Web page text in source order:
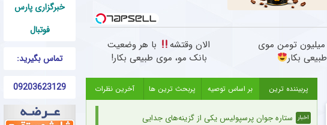
خبرگزاری پارس
فوتبال
تماس بگیرید:
09203623129
با 10 میلیون تومن موی
طبیعی بکار
الان وقتشه
با هر وضعیت
بانک مو، موی طبیعی بکار!
پربیننده ترین بر اساس توصیه پربحث ترین ها آخرین نظرات
اخبار ستاره جوان پرسپولیس یکی از گزینه‌های جدایی